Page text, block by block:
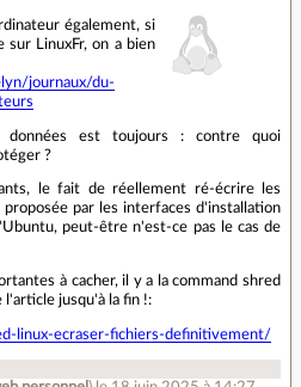
également, si
sur LinuxFr, on a bien
journaux/du-
données est toujours : contre quoi
?
le fait de réellement ré-écrire les
par les interfaces d'installation
peut-être n'est-ce pas le cas de
à cacher, il y a la command shred
l'article jusqu'à la fin !:
linux-ecraser-fichiers-definitivement/